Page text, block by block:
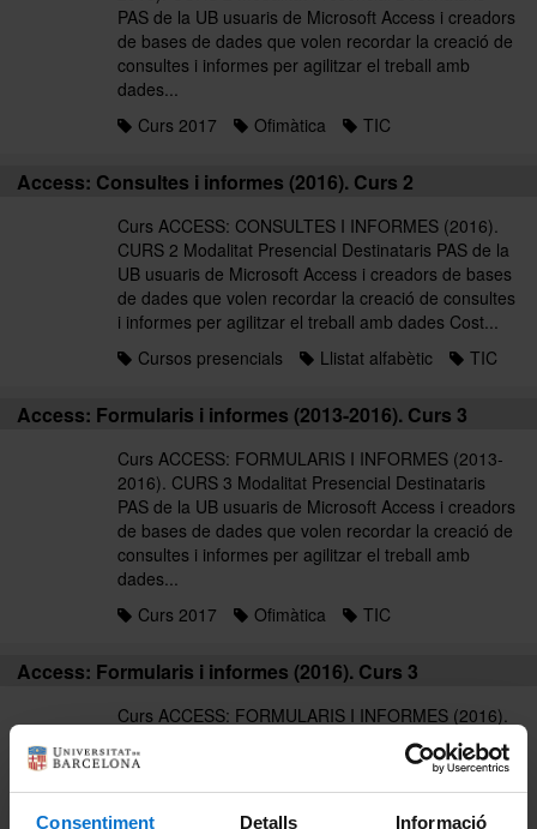
Consentiment Detalls Informació
PAS de la UB usuaris de Microsoft Access i creadors
de bases de dades que volen recordar la creació de
consultes i informes per agilitzar el treball amb
dades...
Curs 2017
Ofimàtica TIC
Access: Consultes i informes (2016). Curs 2
Curs ACCESS: CONSULTES I INFORMES (2016).
CURS 2 Modalitat Presencial Destinataris PAS de la
UB usuaris de Microsoft Access i creadors de bases
de dades que volen recordar la creació de consultes
i informes per agilitzar el treball amb dades Cost...
Cursos presencials
Llistat alfabètic TIC
Access: Formularis i informes (2013-2016). Curs 3
Curs ACCESS: FORMULARIS I INFORMES (2013-
2016). CURS 3 Modalitat Presencial Destinataris
PAS de la UB usuaris de Microsoft Access i creadors
de bases de dades que volen recordar la creació de
consultes i informes per agilitzar el treball amb
dades...
Curs 2017
Ofimàtica TIC
Access: Formularis i informes (2016). Curs 3
Curs ACCESS: FORMULARIS I INFORMES (2016).
CURS 3 Modalitat Presencial Destinataris PAS de la
UB usuaris de Microsoft Access i creadors de bases
de dades que volen recordar la creació de consultes
i informes per agilitzar el treball amb dades Cost...